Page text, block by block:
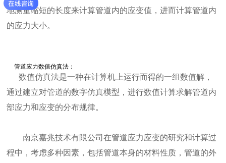
地测量缩短的长度来计算管道内的应变值，进而计算管道内
的应力大小。
管道应力数值仿真法：
数值仿真法是一种在计算机上运行而得的一组数值解，
通过建立对管道的数字仿真模型，进行数值计算求解管道内
部应力和应变的分布规律。
南京嘉兆技术有限公司在管道应力应变的研究和计算过
程中，考虑多种因素，包括管道本身的材料性质，管道的外